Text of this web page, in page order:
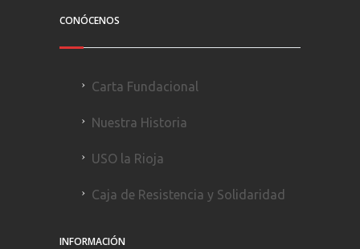
CONÓCENOS
Carta Fundacional
Nuestra Historia
USO la Rioja
Caja de Resistencia y Solidaridad
INFORMACIÓN